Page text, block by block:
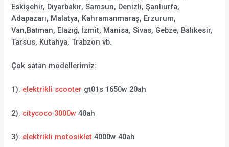
Eskişehir, Diyarbakır, Samsun, Denizli, Şanlıurfa,
Adapazarı, Malatya, Kahramanmaraş, Erzurum,
Van,Batman, Elazığ, İzmit, Manisa, Sivas, Gebze, Balıkesir,
Tarsus, Kütahya, Trabzon vb.
Çok satan modellerimiz:
1). elektrikli scooter gt01s 1650w 20ah
2). citycoco 3000w 40ah
3). elektrikli motosiklet 4000w 40ah